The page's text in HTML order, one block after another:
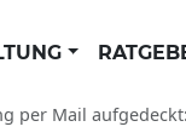
per Mail